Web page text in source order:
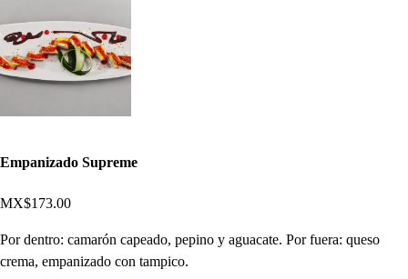
Empanizado Supreme
MX$173.00
Por dentro: camarón capeado, pepino y aguacate. Por fuera: queso
crema, empanizado con tampico.